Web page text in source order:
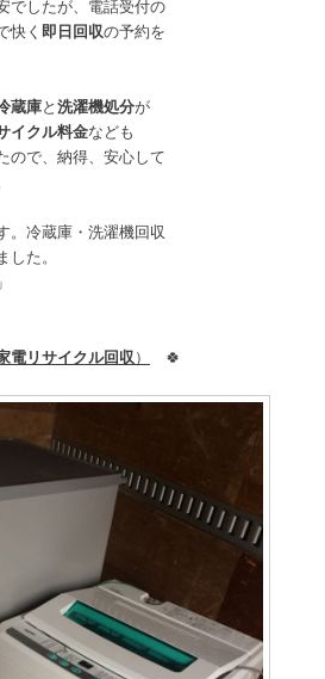
でしたが、電話受付の
快く 即日回収の予約を
蔵庫と 洗濯機処分が
イクル料金なども
ので、納得、安心して
。冷蔵庫・洗濯機回収
た。
電リサイクル回収） 🍀